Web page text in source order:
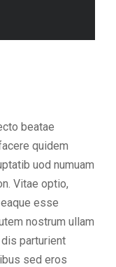
beatae
quidem
uod numuam
Vitae optio,
esse
nostrum ullam
parturient
sed eros